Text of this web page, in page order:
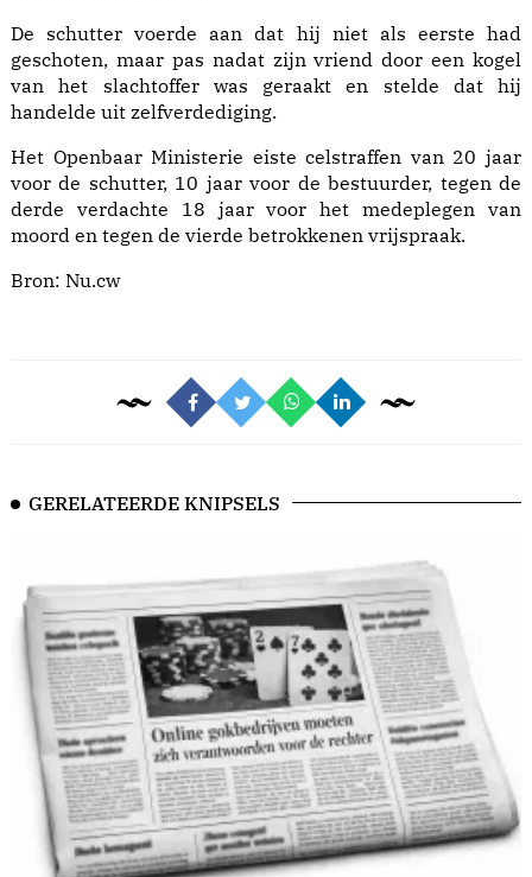
De schutter voerde aan dat hij niet als eerste had
geschoten, maar pas nadat zijn vriend door een kogel
van het slachtoffer was geraakt en stelde dat hij
handelde uit zelfverdediging.
Het Openbaar Ministerie eiste celstraffen van 20 jaar
voor de schutter, 10 jaar voor de bestuurder, tegen de
derde verdachte 18 jaar voor het medeplegen van
moord en tegen de vierde betrokkenen vrijspraak.
Bron: Nu.cw
GERELATEERDE KNIPSELS